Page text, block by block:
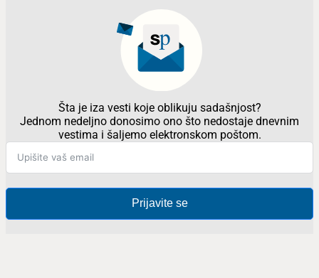
Šta je iza vesti koje oblikuju sadašnjost?
Jednom nedeljno donosimo ono što nedostaje dnevnim
vestima i šaljemo elektronskom poštom.
Prijavite se